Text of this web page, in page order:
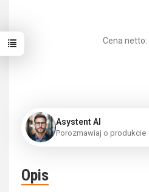
Cena netto:
Asystent AI
Porozmawiaj o produ kcie
Opis